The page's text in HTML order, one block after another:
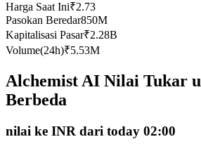
Copy Trading
Bergabunglah dengan pedagang top
Harga Saat Ini₹2.73
Pasokan Beredar850M
Kapitalisasi Pasar₹2.28B
Volume(24h)₹5.53M
Alchemist AI Nilai Tukar
Berbeda
nilai ke INR dari today 02:00